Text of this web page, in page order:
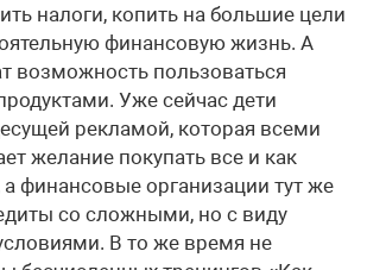
налоги, копить на большие цели
финансовую жизнь. А
возможность пользоваться
Уже сейчас дети
рекламой, которая всеми
желание покупать все и как
финансовые организации тут же
со сложными, но с виду
В то же время не